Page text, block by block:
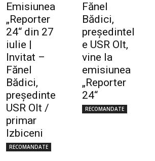
Emisiunea
„Reporter
24“ din 27
iulie |
Invitat –
Fănel
Bădici,
preşedinte
USR Olt /
primar
Izbiceni
RECOMANDATE
Fănel
Bădici,
preşedintel
e USR Olt,
vine la
emisiunea
„Reporter
24“
RECOMANDATE